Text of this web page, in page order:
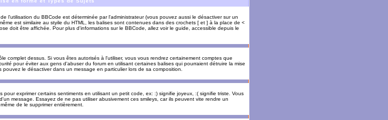
l'utilisation du BBCode est déterminée par l'administrateur (vous pouvez aussi le désactiver sur un
est similaire au styile du HTML, les balises sont contenues dans des crochets [ et ] à la place de <
doit être affichée. Pour plus d'informations sur le BBCode, allez voir le guide, accessible depuis le
complet dessus. Si vous êtes autorisés à l'utiliser, vous vous rendrez certainement comptes que
pour éviter aux gens d'abuser du forum en utilisant certaines balises qui pourraient détruire la mise
le désactiver dans un message en particulier lors de sa composition.
exprimer certains sentiments en utilisant un petit code, ex: :) signifie joyeux, :( signifie triste. Vous
message. Essayez de ne pas utiliser abusivement ces smileys, car ils peuvent vite rendre un
de le supprimer entièrement.